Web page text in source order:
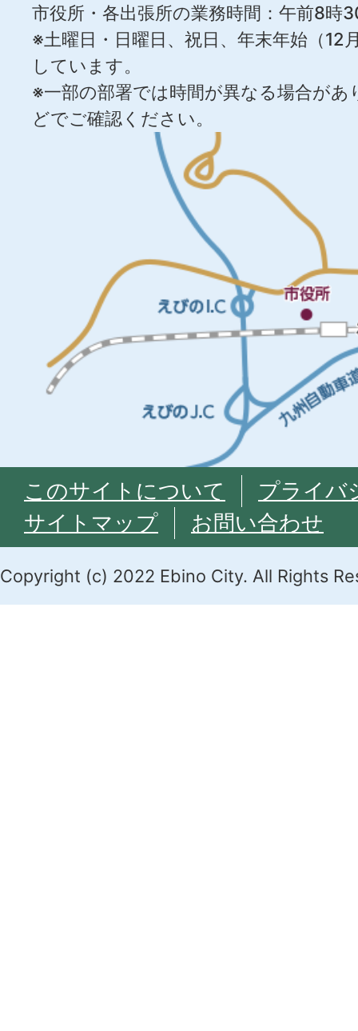
市役所・各出張所の業務時間：午前8時
※土曜日・日曜日、祝日、年末年始（12
しています。
※一部の部署では時間が異なる場合が
どでご確認ください。
このサイトについて
プライバ
サイトマップ
お問い合わせ
Copyright (c) 2022 Ebino City. All Rights